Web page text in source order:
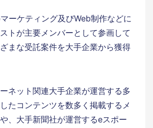
ーケティング及びWeb制作などに
トが主要メンバーとして参画して
まな受託案件を大手企業から獲得
ネット関連大手企業が運営する多
たコンテンツを数多く掲載するメ
、大手新聞社が運営するeスポー